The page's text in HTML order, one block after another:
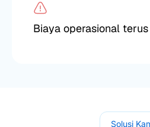
Biaya operasional
Solusi